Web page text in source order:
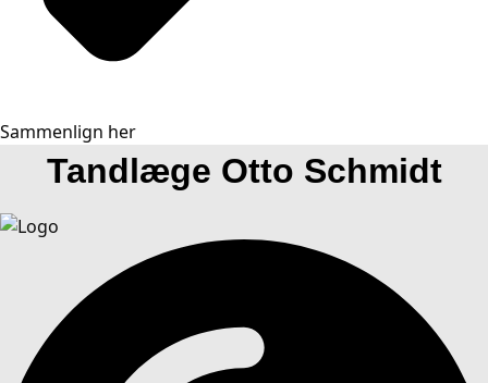
Sammenlign her
Tandlæge Otto Schmidt